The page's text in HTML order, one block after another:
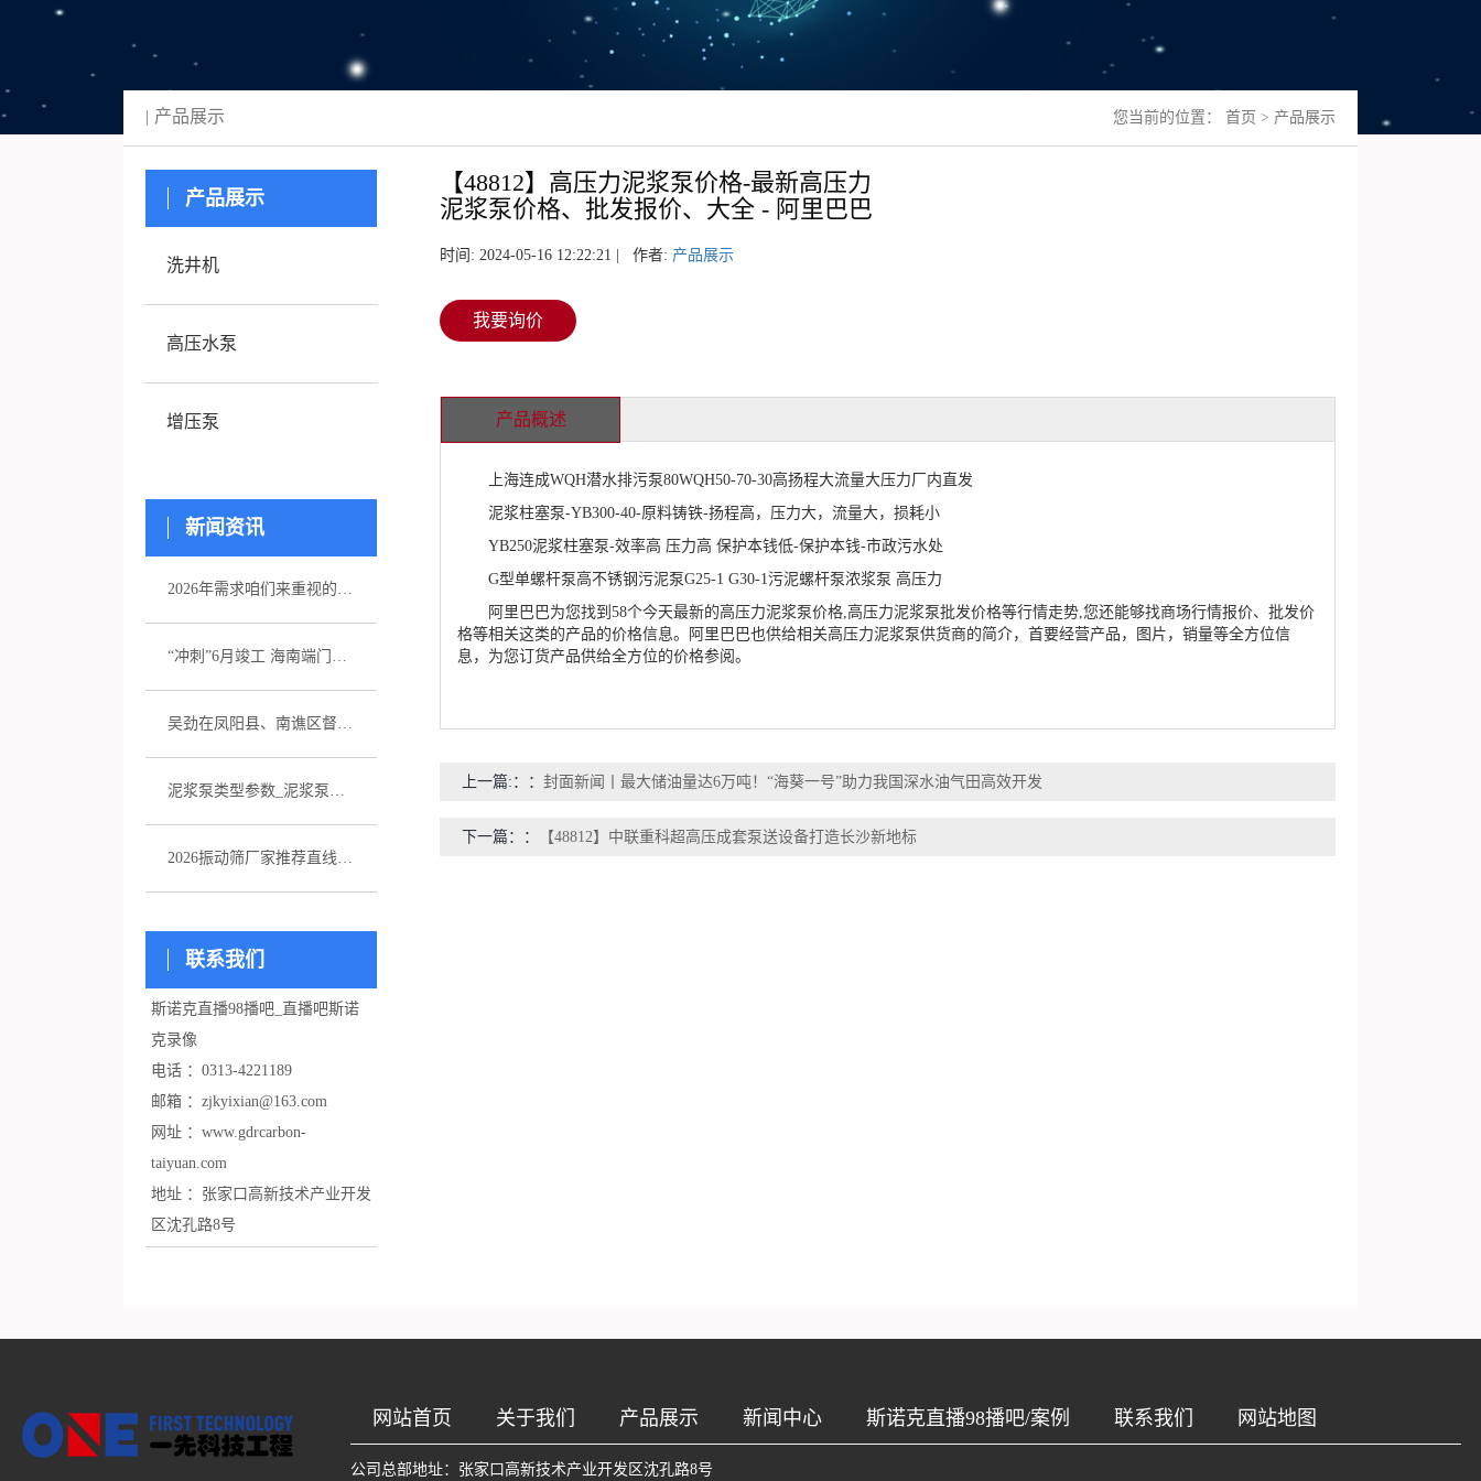
您当前的位置： 首页 > 产品展示
产品展示
产品展示
洗井机
高压水泵
增压泵
新闻资讯
2026年需求咱们来重视的五家注浆泵厂家引荐
“冲刺”6月竣工 海南端门岭矿区（二期）年产530万吨花岗岩骨料项目综合楼封顶
吴劲在凤阳县、南谯区督导杰出生态环境问题整改作业
泥浆泵类型参数_泥浆泵选型_图片
2026振动筛厂家推荐直线振动筛超声波直排厂家优选指南！
联系我们
斯诺克直播98播吧_直播吧斯诺
克录像
电话 ： 0313-4221189
邮箱 ： zjkyixian@163.com
网址 ： www.gdrcarbon-
taiyuan.com
地址 ： 张家口高新技术产业开发
区沈孔路8号
【48812】高压力泥浆泵价格-最新高压力
泥浆泵价格、批发报价、大全 - 阿里巴巴
时间: 2024-05-16 12:22:21 | 作者: 产品展示
我要询价
产品概述
上海连成WQH潜水排污泵80WQH50-70-30高扬程大流量大压力厂内直发
泥浆柱塞泵-YB300-40-原料铸铁-扬程高，压力大，流量大，损耗小
YB250泥浆柱塞泵-效率高 压力高 保护本钱低-保护本钱-市政污水处
G型单螺杆泵高不锈钢污泥泵G25-1 G30-1污泥螺杆泵浓浆泵 高压力
阿里巴巴为您找到58个今天最新的高压力泥浆泵价格,高压力泥浆泵批发价格等行情走势,您还能够找商场行情报价、批发价
格等相关这类的产品的价格信息。阿里巴巴也供给相关高压力泥浆泵供货商的简介，首要经营产品，图片，销量等全方位信
息，为您订货产品供给全方位的价格参阅。
上一篇:： 封面新闻丨最大储油量达6万吨！“海葵一号”助力我国深水油气田高效开发
下一篇： 【48812】中联重科超高压成套泵送设备打造长沙新地标
网站首页 关于我们 产品展示 新闻中心 斯诺克直播98播吧/案例 联系我们 网站地图
公司总部地址： 张家口高新技术产业开发区沈孔路8号